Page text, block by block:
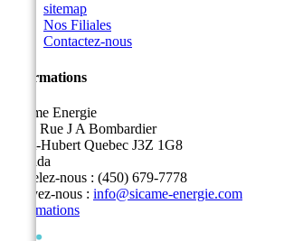
sitemap
Nos Filiales
Contactez-nous
Informations
Sicame Energie
5400 Rue J A Bombardier
Saint-Hubert Quebec J3Z 1G8
Canada
Appelez-nous : (450) 679-7778
Écrivez-nous : info@sicame-energie.com
Informations